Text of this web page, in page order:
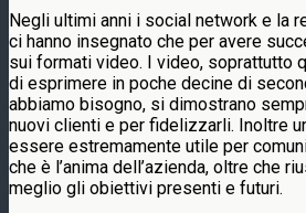
Negli ultimi anni i social network e la
ci hanno insegnato che per avere
sui formati video. I video, soprattutto
di esprimere in poche decine di
abbiamo bisogno, si dimostrano
nuovi clienti e per fidelizzarli. Inoltre
essere estremamente utile per
che è l’anima dell’azienda, oltre che
meglio gli obiettivi presenti e futuri.